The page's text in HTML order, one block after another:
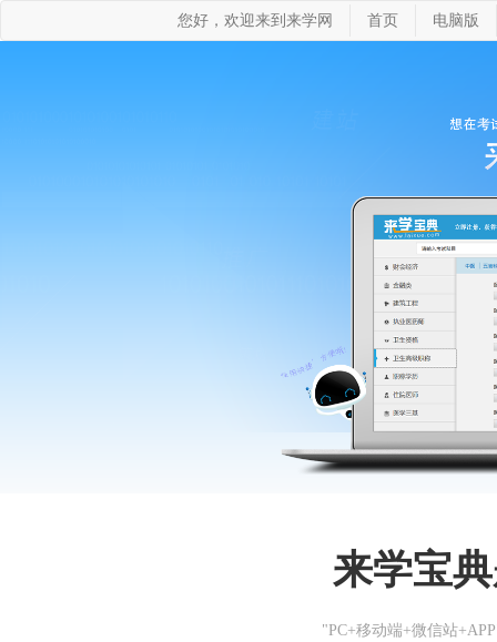
您好，欢迎来到来学网 首页 电脑版
来学宝
"PC+移动端+微信站